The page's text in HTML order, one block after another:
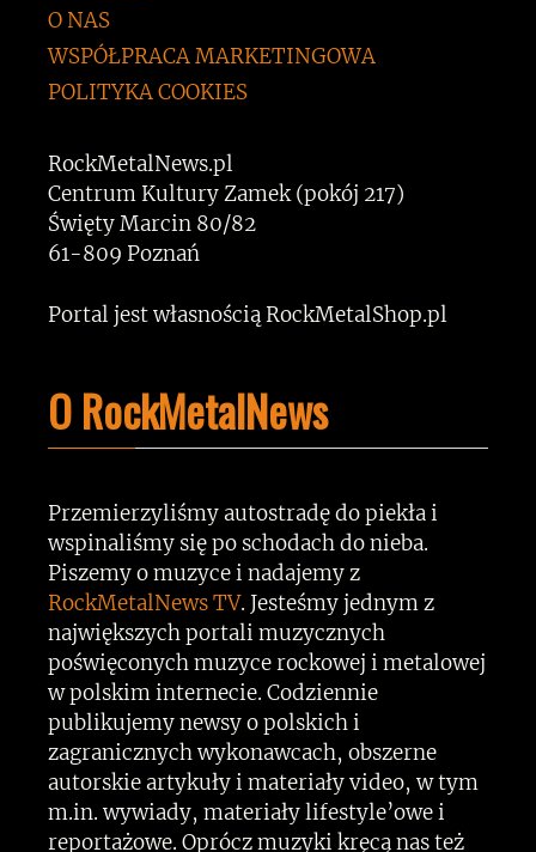
O NAS
WSPÓŁPRACA MARKETINGOWA
POLITYKA COOKIES
RockMetalNews.pl
Centrum Kultury Zamek (pokój 217)
Święty Marcin 80/82
61-809 Poznań
Portal jest własnością RockMetalShop.pl
O RockMetalNews
Przemierzyliśmy autostradę do piekła i
wspinaliśmy się po schodach do nieba.
Piszemy o muzyce i nadajemy z
RockMetalNews TV. Jesteśmy jednym z
największych portali muzycznych
poświęconych muzyce rockowej i metalowej
w polskim internecie. Codziennie
publikujemy newsy o polskich i
zagranicznych wykonawcach, obszerne
autorskie artykuły i materiały video, w tym
m.in. wywiady, materiały lifestyle’owe i
reportażowe. Oprócz muzyki kręcą nas też